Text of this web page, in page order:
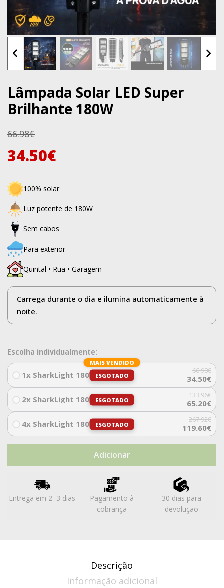
Lâmpada Solar LED Super
Brilhante 180W
66.98€
34.50€
100% solar
Luz potente de 180W
Sem cabos
Para exterior
Quintal • Rua • Garagem
Carrega durante o dia e ilumina automaticamente à
noite.
Escolha individualmente:
MAIS VENDIDO
ESGOTADO
1x SharkLight 180W 66.98€
34.50€
ESGOTADO
2x SharkLight 180W 133.96€
65.20€
ESGOTADO
4x SharkLight 180W 267.92€
119.60€
Adicionar
Entrega em 2–3 dias
Pagamento à
cobrança
30 dias para
devolução
Descrição
Informação adicional